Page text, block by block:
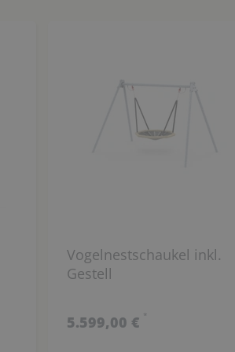
Vogelnestschaukel inkl.
Gestell
5.599,00 € *